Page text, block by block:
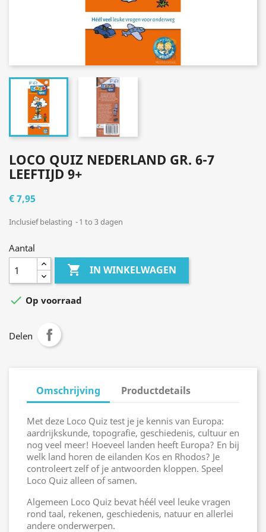
LOCO QUIZ NEDERLAND GR. 6-7
LEEFTIJD 9+
€ 7,95
Inclusief belasting 1 to 3 dagen
Aantal
 IN WINKELWAGEN
 Op voorraad
Delen
Omschrijving Productdetails
Met deze Loco Quiz test je je kennis van Europa:
aardrijkskunde, topografie, geschiedenis, cultuur en
nog veel meer! Hoeveel landen heeft Europa? En bij
welk land horen de eilanden Kos en Rhodos? Je
controleert zelf of je antwoorden kloppen. Speel
Loco Quiz alleen of samen.
Algemeen Loco Quiz bevat héél veel leuke vragen
rond taal, rekenen, geschiedenis, natuur en allerlei
andere onderwerpen.